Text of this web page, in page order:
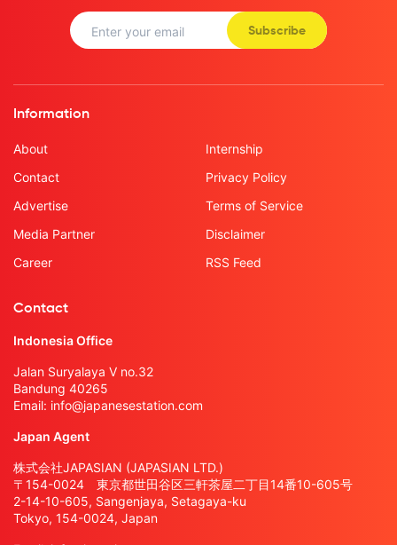
Subscribe
Information
About
Contact
Advertise
Media Partner
Career
Internship
Privacy Policy
Terms of Service
Disclaimer
RSS Feed
Contact
Indonesia Office
Jalan Suryalaya V no.32
Bandung 40265
Email: info@japanesestation.com
Japan Agent
株式会社JAPASIAN (JAPASIAN LTD.)
〒154-0024 東京都世田谷区三軒茶屋二丁目14番10-605号
2-14-10-605, Sangenjaya, Setagaya-ku
Tokyo, 154-0024, Japan